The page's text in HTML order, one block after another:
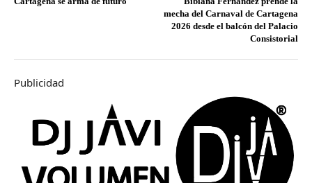
mecha del Carnaval de Cartagena
2026 desde el balcón del Palacio
Consistorial
Publicidad